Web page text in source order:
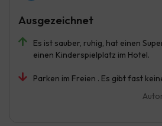
Es ist sauber, ruhig, hat einen
einen Kinderspielplatz im Hotel.
Parken im Freien . Es gibt fast
Ausgezeichnet